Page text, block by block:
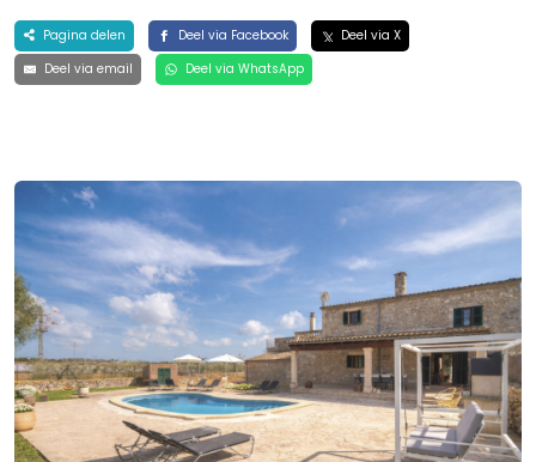
Pagina delen Deel via Facebook
Deel via X
Deel via email
Deel via WhatsApp